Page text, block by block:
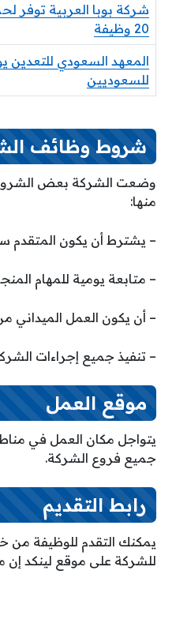
شركة بوبا العربية توفر
20 وظيفة
المعهد السعودي للتعدين
للسعوديين
شروط وظائف
وضعت الشركة بعض
منها:
– يشترط أن يكون المتقدم
– متابعة يومية للمهام
– أن يكون العمل الميداني
– تنفيذ جميع إجراءات
موقع العمل
يتواجل مكان العمل في
جميع فروع الشركة.
رابط التقديم
يمكنك التقدم للوظيفة من
للشركة على موقع لينكد إن